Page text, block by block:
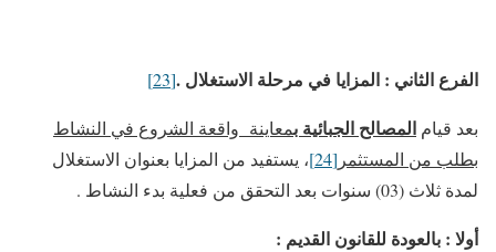
الفرع الثاني : المزايا في مرحلة الاستغلال .[23]
بعد قيام المصالح الجبائية بمعاينة واقعة الشروع في النشاط
بطلب من المستثمر [24]
، يستفيد من المزايا بعنوان الاستغلال
لمدة ثلاث (03) سنوات بعد التحقق من فعلية بدء النشاط .
أولا : بالعودة للقانون القديم :